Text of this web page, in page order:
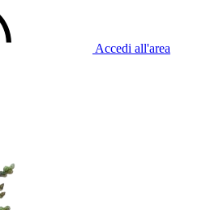
Accedi all'area